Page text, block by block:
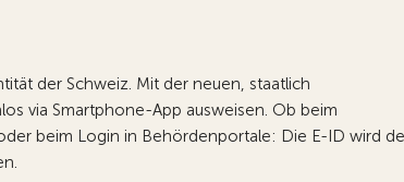
der Schweiz. Mit der neuen, staatlich
via Smartphone-App ausweisen. Ob beim
beim Login in Behördenportale: Die E-ID wird